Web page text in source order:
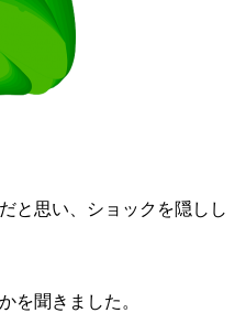
と思い、ショックを隠しし
を聞きました。